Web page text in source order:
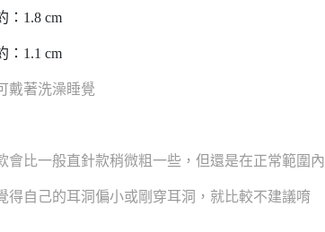
：1.8 cm
：1.1 cm
戴著洗澡睡覺
會比一般直針款稍微粗一些，但還是在正常範圍內
得自己的耳洞偏小或剛穿耳洞，就比較不建議唷